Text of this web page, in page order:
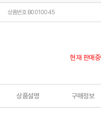
상품번호 B0010045
현재 판매
상품설명 구매정보